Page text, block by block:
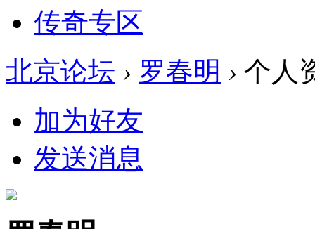
传奇专区
北京论坛 › 罗春明 › 个人
加为好友
发送消息